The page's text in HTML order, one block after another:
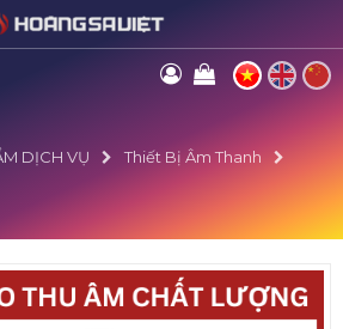
DỊCH VỤ
Thiết Bị Âm Thanh